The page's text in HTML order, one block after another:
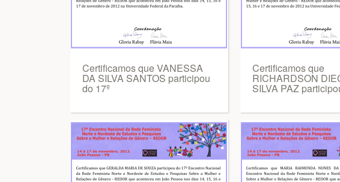
Certificamos que VANESSA
DA SILVA SANTOS participou
do 17º
Certificamos que
RICHARDSON
SILVA PAZ